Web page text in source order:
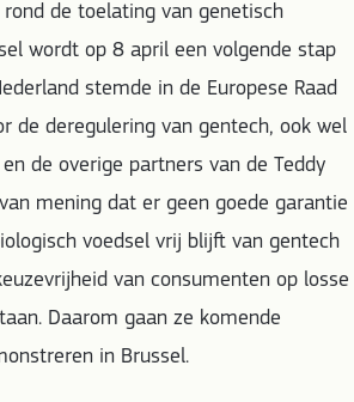
de toelating van genetisch
wordt op 8 april een volgende stap
stemde in de Europese Raad
de deregulering van gentech, ook wel
en de overige partners van de Teddy
mening dat er geen goede garantie
voedsel vrij blijft van gentech
van consumenten op losse
Daarom gaan ze komende
in Brussel.